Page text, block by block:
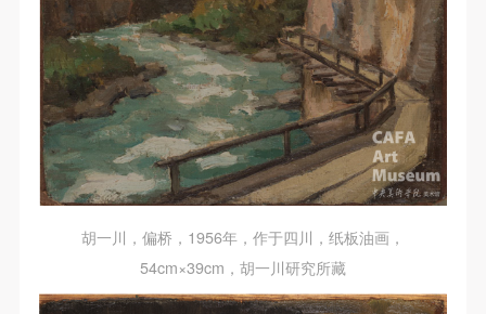
胡一川，偏桥，1956年，作于四川，纸板油画，
54cm×39cm，胡一川研究所藏